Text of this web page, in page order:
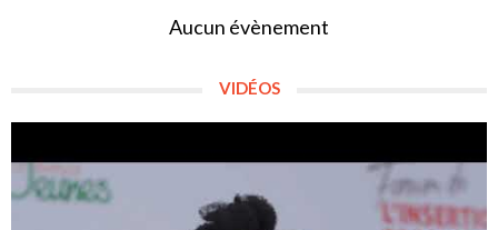
Aucun évènement
VIDÉOS